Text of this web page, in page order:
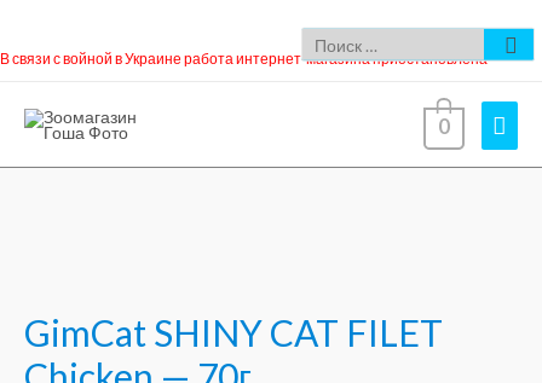
В связи с войной в Украине работа интернет-магазина приостановлена
0
GimCat SHINY CAT FILET